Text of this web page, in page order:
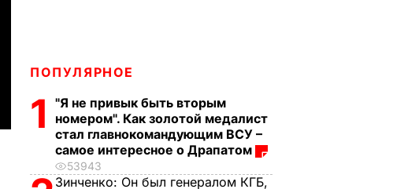
ПОПУЛЯРНОЕ
1
"Я не привык быть вторым
номером". Как золотой медалист
стал главнокомандующим ВСУ –
самое интересное о Драпатом
53943
Зинченко: Он был генералом КГБ,